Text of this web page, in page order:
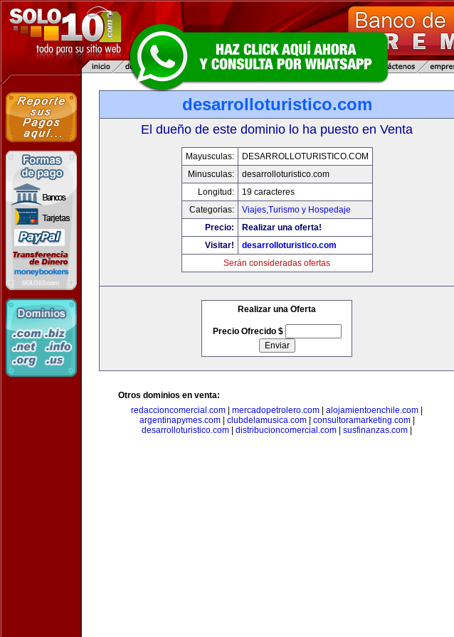
desarrolloturistico.com
El dueño de este dominio lo ha puesto en Venta
Mayusculas:
DESARROLLOTURISTICO.COM
Minusculas:
desarrolloturistico.com
Longitud:
19 caracteres
Categorias:
Viajes,Turismo y Hospedaje
Precio:
Realizar una oferta!
Visitar!
desarrolloturistico.com
Serán consideradas ofertas
Realizar una Oferta
Precio Ofrecido $
Otros dominios en venta:
redaccioncomercial.com
mercadopetrolero.com alojamientoenchile.com
argentinapymes.com| clubdelamusica.com| consultoramarketing.com|
desarrolloturistico.com
distribucioncomercial.com susfinanzas.com